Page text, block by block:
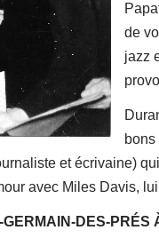
de
jazz
et écrivaine)
avec Miles Davis,
DES-PRÉS